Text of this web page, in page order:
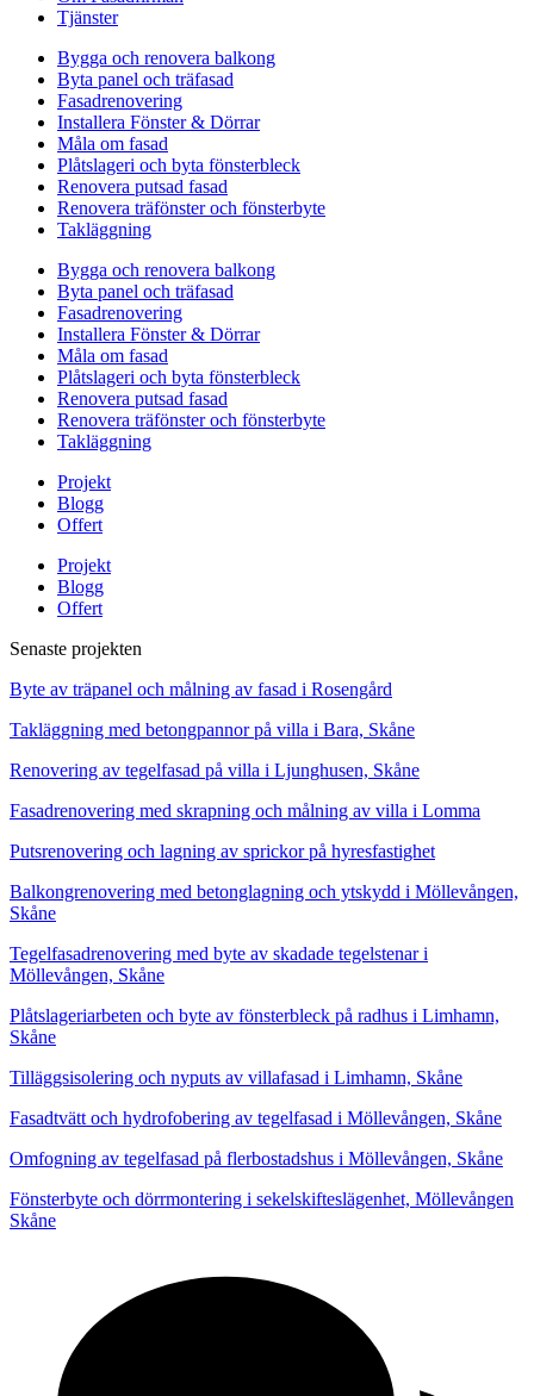
Tjänster
Bygga och renovera balkong
Byta panel och träfasad
Fasadrenovering
Installera Fönster & Dörrar
Måla om fasad
Plåtslageri och byta fönsterbleck
Renovera putsad fasad
Renovera träfönster och fönsterbyte
Takläggning
Bygga och renovera balkong
Byta panel och träfasad
Fasadrenovering
Installera Fönster & Dörrar
Måla om fasad
Plåtslageri och byta fönsterbleck
Renovera putsad fasad
Renovera träfönster och fönsterbyte
Takläggning
Projekt
Blogg
Offert
Projekt
Blogg
Offert
Senaste projekten
Byte av träpanel och målning av fasad i Rosengård
Takläggning med betongpannor på villa i Bara, Skåne
Renovering av tegelfasad på villa i Ljunghusen, Skåne
Fasadrenovering med skrapning och målning av villa i Lomma
Putsrenovering och lagning av sprickor på hyresfastighet
Balkongrenovering med betonglagning och ytskydd i Möllevången,
Skåne
Tegelfasadrenovering med byte av skadade tegelstenar i
Möllevången, Skåne
Plåtslageriarbeten och byte av fönsterbleck på radhus i Limhamn,
Skåne
Tilläggsisolering och nyputs av villafasad i Limhamn, Skåne
Fasadtvätt och hydrofobering av tegelfasad i Möllevången, Skåne
Omfogning av tegelfasad på flerbostadshus i Möllevången, Skåne
Fönsterbyte och dörrmontering i sekelskifteslägenhet, Möllevången
Skåne